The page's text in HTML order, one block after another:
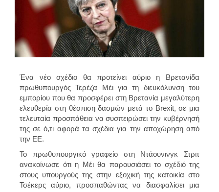
Ένα νέο σχέδιο θα προτείνει αύριο η Βρετανίδα
πρωθυπουργός Τερέζα Μέι για τη διευκόλυνση του
εμπορίου που θα προσφέρει στη Βρετανία μεγαλύτερη
ελευθερία στη θέσπιση δασμών μετά το Brexit, σε μια
τελευταία προσπάθεια να συσπειρώσει την κυβέρνησή
της σε ό,τι αφορά τα σχέδια για την αποχώρηση από
την ΕΕ.
Το πρωθυπουργικό γραφείο στη Ντάουνινγκ Στριτ
ανακοίνωσε ότι η Μέι θα παρουσιάσει το σχέδιό της
στους υπουργούς της στην εξοχική της κατοικία στο
Τσέκερς αύριο, προσπαθώντας να διασφαλίσει μια